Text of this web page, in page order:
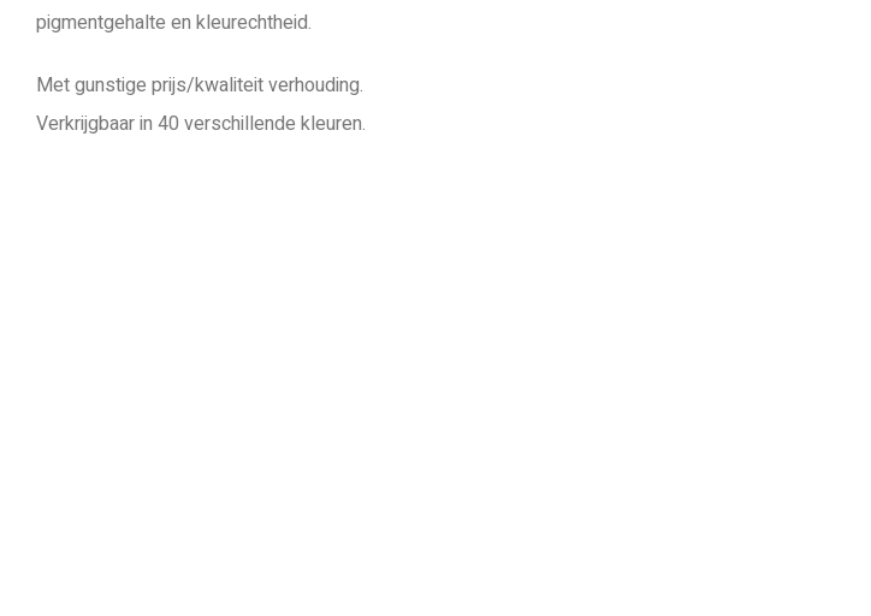
pigmentgehalte en kleurechtheid.
Met gunstige prijs/kwaliteit verhouding.
Verkrijgbaar in 40 verschillende kleuren.